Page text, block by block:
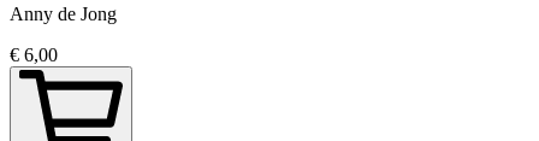
Anny de Jong
€ 6,00